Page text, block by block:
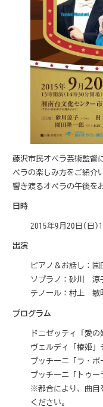
藤沢市民オペラ芸術監督
ペラの楽しみ方をご紹介
響き渡るオペラの午後を
日時
2015年9月20日(日
出演
ピアノ＆お話し：園
ソプラノ：砂川 涼
テノール：村上 敏
プログラム
ドニゼッティ「愛
ヴェルディ「椿姫
プッチーニ「ラ・
プッチーニ「トゥ
※都合により、曲目
ください。